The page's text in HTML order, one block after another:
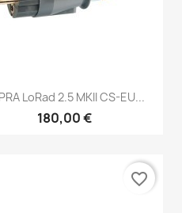
Anteprima
LoRad 2.5 MKII CS-EU...
180,00 €
favorite_border